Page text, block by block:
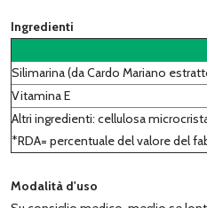
Ingredienti
Silimarina (da Cardo Mariano
Vitamina E
Altri ingredienti: cellulosa
*RDA= percentuale del valore del
Modalità d'uso